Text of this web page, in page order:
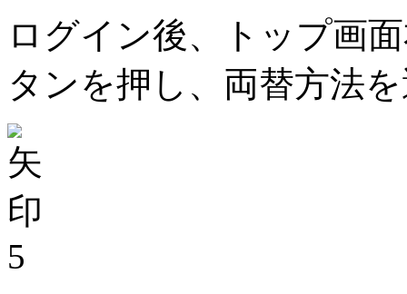
ログイン後、トップ画
タンを押し、両替方法
5